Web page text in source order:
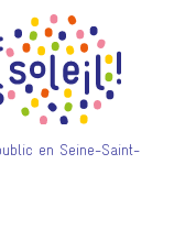
en Seine-Saint-